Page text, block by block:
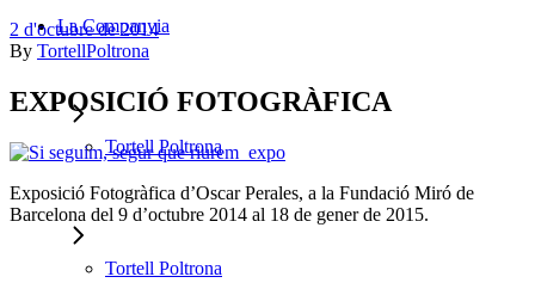
Tortell Poltrona
La Companyia
Tortell Poltrona
2 d'octubre de 2014
By TortellPoltrona
EXPOSICIÓ FOTOGRÀFICA
Exposició Fotogràfica d’Oscar Perales, a la Fundació Miró de
Barcelona del 9 d’octubre 2014 al 18 de gener de 2015.